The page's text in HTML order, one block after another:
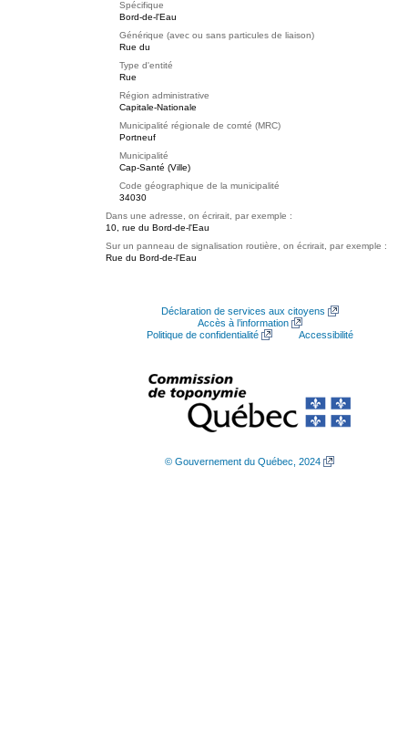
Spécifique
Bord-de-l'Eau
Générique (avec ou sans particules de liaison)
Rue du
Type d'entité
Rue
Région administrative
Capitale-Nationale
Municipalité régionale de comté (MRC)
Portneuf
Municipalité
Cap-Santé (Ville)
Code géographique de la municipalité
34030
Dans une adresse, on écrirait, par exemple :
10, rue du Bord-de-l'Eau
Sur un panneau de signalisation routière, on écrirait, par exemple :
Rue du Bord-de-l'Eau
Déclaration de services aux citoyens
Accès à l’information
Politique de confidentialité
Accessibilité
© Gouvernement du Québec, 2024